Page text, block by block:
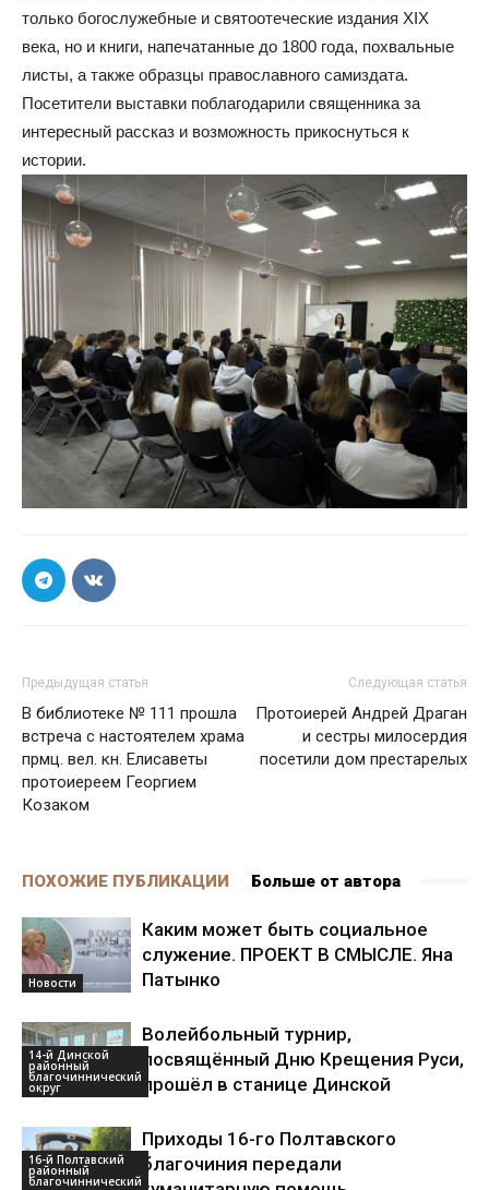
только богослужебные и святоотеческие издания XIX
века, но и книги, напечатанные до 1800 года, похвальные
листы, а также образцы православного самиздата.
Посетители выставки поблагодарили священника за
интересный рассказ и возможность прикоснуться к
истории.
Предыдущая статья
В библиотеке № 111 прошла
встреча с настоятелем храма
прмц. вел. кн. Елисаветы
протоиереем Георгием
Козаком
Следующая статья
Протоиерей Андрей Драган
и сестры милосердия
посетили дом престарелых
ПОХОЖИЕ ПУБЛИКАЦИИ Больше от автора
Новости
Каким может быть социальное
служение. ПРОЕКТ В СМЫСЛЕ. Яна
Патынко
14-й Динской
районный
благочиннический
округ
Волейбольный турнир,
посвящённый Дню Крещения Руси,
прошёл в станице Динской
16-й Полтавский
районный
благочиннический
Приходы 16-го Полтавского
благочиния передали